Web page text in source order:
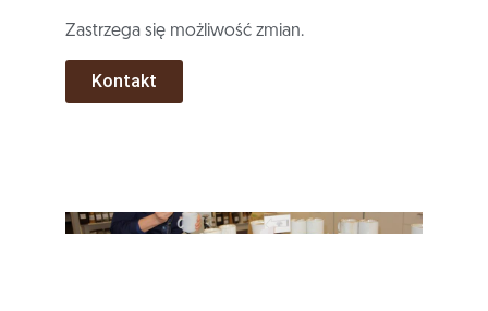
Zastrzega się możliwość zmian.
Kontakt